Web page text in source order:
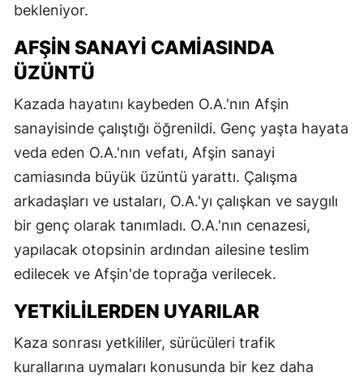
bekleniyor.
AFŞIN SANAYI CAMIASINDA
ÜZÜNTÜ
Kazada hayatını kaybeden O.A.'nın Afşin
sanayisinde çalıştığı öğrenildi. Genç yaşta hayata
veda eden O.A.'nın vefatı, Afşin sanayi
camiasında büyük üzüntü yarattı. Çalışma
arkadaşları ve ustaları, O.A.'yı çalışkan ve saygılı
bir genç olarak tanımladı. O.A.'nın cenazesi,
yapılacak otopsinin ardından ailesine teslim
edilecek ve Afşin'de toprağa verilecek.
YETKILILERDEN UYARILAR
Kaza sonrası yetkililer, sürücüleri trafik
kurallarına uymaları konusunda bir kez daha